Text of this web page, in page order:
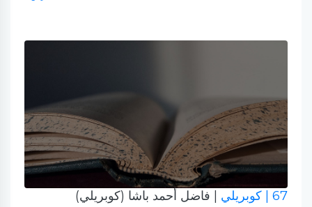
67 | كوبريلي | فاضل أحمد باشا (كوبريلي)